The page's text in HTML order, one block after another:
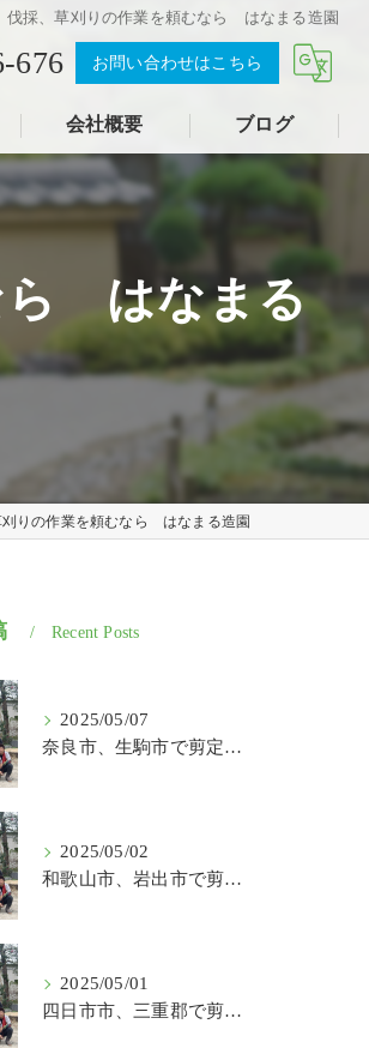
伐採、草刈りの作業を頼むなら はなまる造園
676 お問い合わせはこちら
会社概要 ブログ
ら はなまる
りの作業を頼むなら はなまる造園
Recent Posts
2025/05/07
奈良市、生駒市で剪定、伐採、草刈りの作業を頼むなら はなまる造園
2025/05/02
和歌山市、岩出市で剪定、伐採、草刈りの作業を頼むなら はなまる造園
2025/05/01
四日市市、三重郡で剪定、伐採、草刈りの作業を頼むなら はなまる造園